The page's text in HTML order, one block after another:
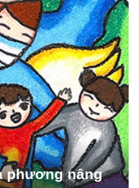
phương nâng